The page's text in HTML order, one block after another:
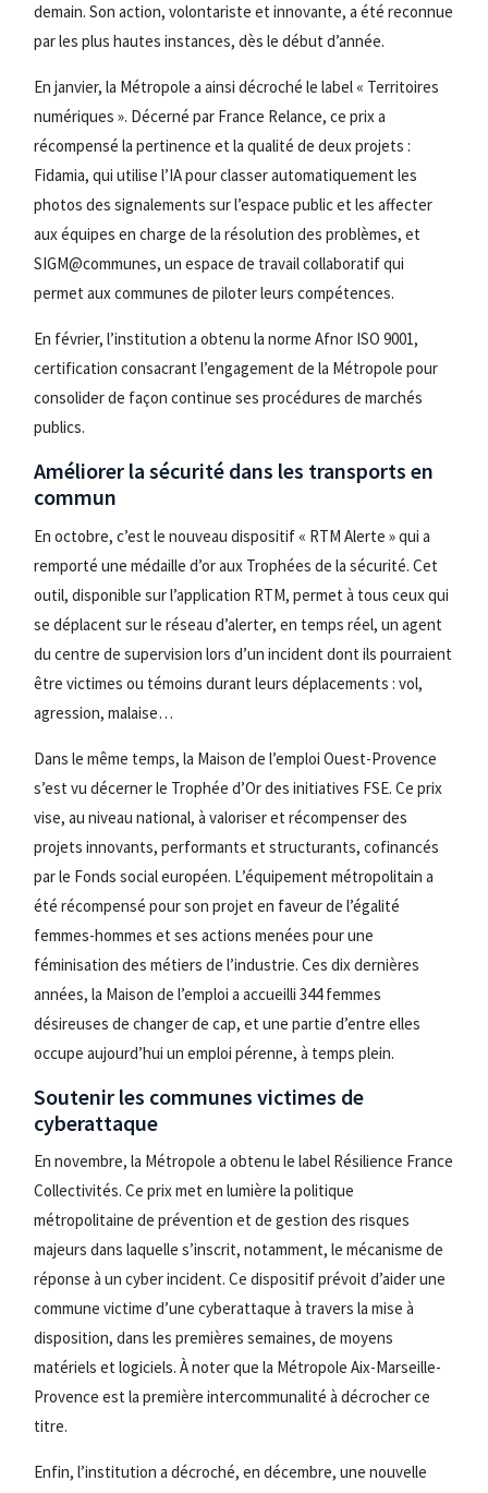
demain. Son action, volontariste et innovante, a été reconnue
par les plus hautes instances, dès le début d’année.
En janvier, la Métropole a ainsi décroché le label « Territoires
numériques ». Décerné par France Relance, ce prix a
récompensé la pertinence et la qualité de deux projets :
Fidamia, qui utilise l’IA pour classer automatiquement les
photos des signalements sur l’espace public et les affecter
aux équipes en charge de la résolution des problèmes, et
SIGM@communes, un espace de travail collaboratif qui
permet aux communes de piloter leurs compétences.
En février, l’institution a obtenu la norme Afnor ISO 9001,
certification consacrant l’engagement de la Métropole pour
consolider de façon continue ses procédures de marchés
publics.
Améliorer la sécurité dans les transports en
commun
En octobre, c’est le nouveau dispositif « RTM Alerte » qui a
remporté une médaille d’or aux Trophées de la sécurité. Cet
outil, disponible sur l’application RTM, permet à tous ceux qui
se déplacent sur le réseau d’alerter, en temps réel, un agent
du centre de supervision lors d’un incident dont ils pourraient
être victimes ou témoins durant leurs déplacements : vol,
agression, malaise…
Dans le même temps, la Maison de l’emploi Ouest-Provence
s’est vu décerner le Trophée d’Or des initiatives FSE. Ce prix
vise, au niveau national, à valoriser et récompenser des
projets innovants, performants et structurants, cofinancés
par le Fonds social européen. L’équipement métropolitain a
été récompensé pour son projet en faveur de l’égalité
femmes-hommes et ses actions menées pour une
féminisation des métiers de l’industrie. Ces dix dernières
années, la Maison de l’emploi a accueilli 344 femmes
désireuses de changer de cap, et une partie d’entre elles
occupe aujourd’hui un emploi pérenne, à temps plein.
Soutenir les communes victimes de
cyberattaque
En novembre, la Métropole a obtenu le label Résilience France
Collectivités. Ce prix met en lumière la politique
métropolitaine de prévention et de gestion des risques
majeurs dans laquelle s’inscrit, notamment, le mécanisme de
réponse à un cyber incident. Ce dispositif prévoit d’aider une
commune victime d’une cyberattaque à travers la mise à
disposition, dans les premières semaines, de moyens
matériels et logiciels. À noter que la Métropole Aix-Marseille-
Provence est la première intercommunalité à décrocher ce
titre.
Enfin, l’institution a décroché, en décembre, une nouvelle